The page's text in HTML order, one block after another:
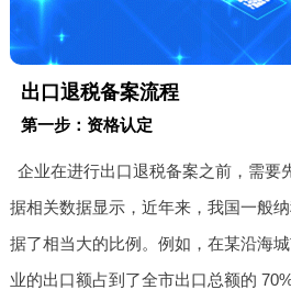
出口退税备案流程
第一步：资格认定
企业在进行出口退税备案之前，需要
据相关数据显示，近年来，我国一般
据了相当大的比例。例如，在某沿海
业的出口额占到了全市出口总额的